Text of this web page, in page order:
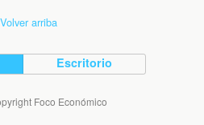
Volver arriba
Escritorio
Foco Económico